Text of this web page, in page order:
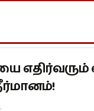
எதிர்வரும்